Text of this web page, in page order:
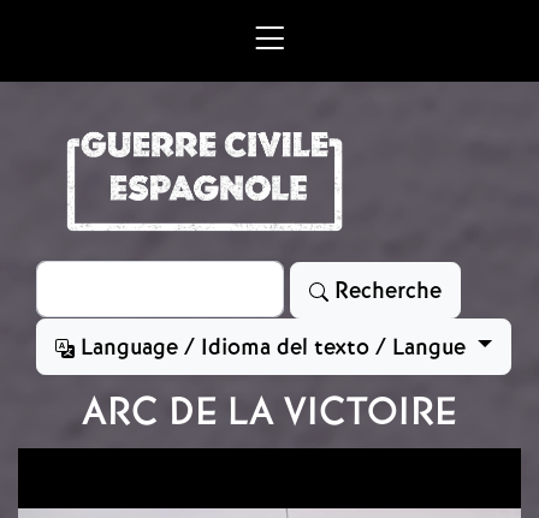
Rechercher
Recherche
Language / Idioma del texto / Langue
ARC DE LA VICTOIRE